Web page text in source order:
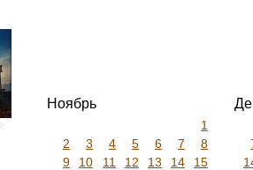
Ноябрь
1
2
3 4 5 6 7
8
9
10 11 12 13 14
15